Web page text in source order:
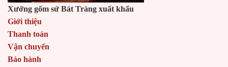
Xưởng gốm sứ Bát Tràng xuất khẩu
Giới thiệu
Thanh toán
Vận chuyển
Bảo hành